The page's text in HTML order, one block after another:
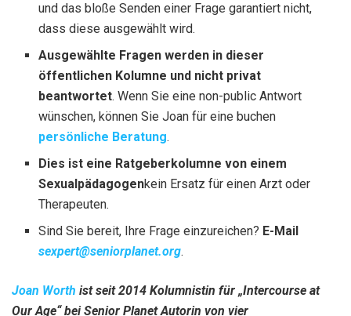
und das bloße Senden einer Frage garantiert nicht,
dass diese ausgewählt wird.
Ausgewählte Fragen werden in dieser
öffentlichen Kolumne und nicht privat
beantwortet. Wenn Sie eine non-public Antwort
wünschen, können Sie Joan für eine buchen
persönliche Beratung.
Dies ist eine Ratgeberkolumne von einem
Sexualpädagogenkein Ersatz für einen Arzt oder
Therapeuten.
Sind Sie bereit, Ihre Frage einzureichen? E-Mail
sexpert@seniorplanet.org.
Joan Worth ist seit 2014 Kolumnistin für „Intercourse at
Our Age“ bei Senior PlanetAutorin von vier